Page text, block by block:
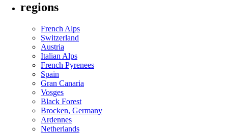
regions
French Alps
Switzerland
Austria
Italian Alps
French Pyrenees
Spain
Gran Canaria
Vosges
Black Forest
Brocken, Germany
Ardennes
Netherlands